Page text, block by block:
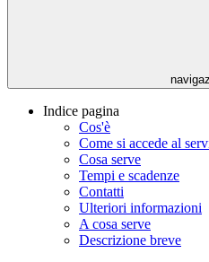
Indice pagina
Cos'è
Come si accede al
Cosa serve
Tempi e scadenze
Contatti
Ulteriori informazioni
A cosa serve
Descrizione breve